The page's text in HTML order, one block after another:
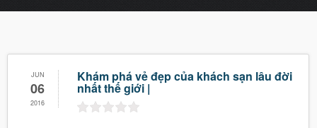
JUN
06
2016
Khám phá vẻ đẹp của khách sạn lâu đời
nhất thế giới |